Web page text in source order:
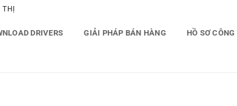
THỊ
DRIVERS GIẢI PHÁP BÁN HÀNG HỒ SƠ CÔNG